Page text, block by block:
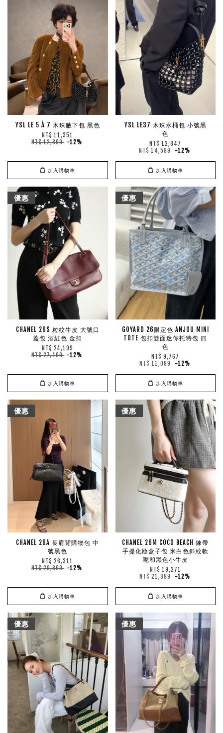
YSL LE 5 À 7 木珠腋下包 黑色
NT$ 11,351
NT$ 12,899 -12%
加入購物車
YSL LE37 木珠水桶包 小號黑
色
NT$ 12,847
NT$ 14,599 -12%
加入購物車
優惠
CHANEL 26S 粒紋牛皮 大號口
蓋包 酒紅色 金扣
NT$ 24,199
NT$ 27,499 -12%
加入購物車
優惠
GOYARD 26限定色 ANJOU MINI
TOTE 包扣雙面迷你托特包 四
色
NT$ 9,767
NT$ 11,099 -12%
加入購物車
優惠
CHANEL 26A 長肩背購物包 中
號黑色
NT$ 26,311
NT$ 29,899 -12%
加入購物車
優惠
CHANEL 26M COCO BEACH 鍊帶
手提化妝盒子包 米白色斜紋軟
呢和黑色小牛皮
NT$ 19,271
NT$ 21,899 -12%
加入購物車
優惠 優惠